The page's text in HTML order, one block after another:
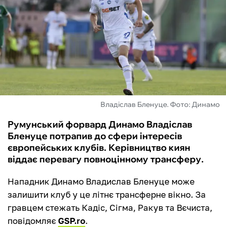
ФУТЗАЛ
ІНШІ
Владіслав Бленуце. Фото: Динамо
Румунський форвард Динамо Владіслав
Бленуце потрапив до сфери інтересів
європейських клубів. Керівництво киян
віддає перевагу повноцінному трансферу.
Нападник Динамо Владислав Бленуце може
залишити клуб у це літнє трансферне вікно. За
гравцем стежать Кадіс, Сігма, Ракув та Вєчиста,
повідомляєGSP.ro.